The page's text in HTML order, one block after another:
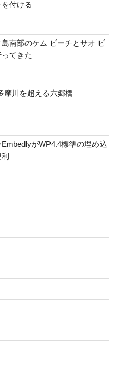
付ける
南部のケム ビーチとサオ ビ
てきた
摩川を超える六郷橋
がWP4.4標準の埋め込